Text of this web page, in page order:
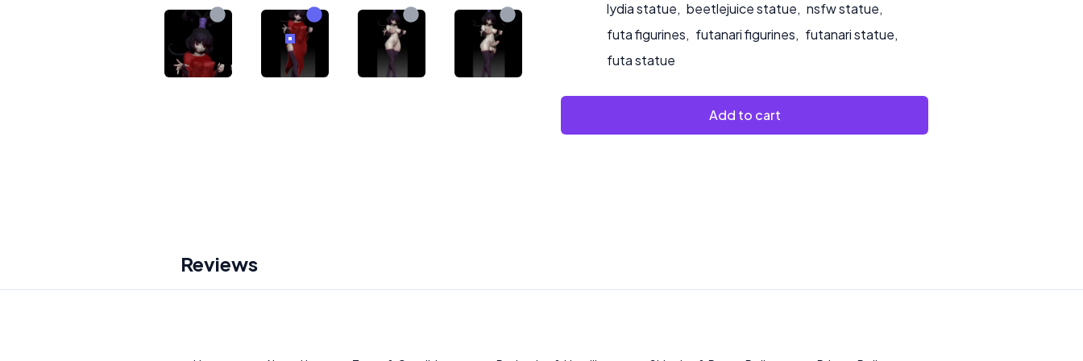
lydia statue, beetlejuice statue, nsfw statue,
futa figurines, futanari figurines, futanari statue,
futa statue
Add to cart
Reviews